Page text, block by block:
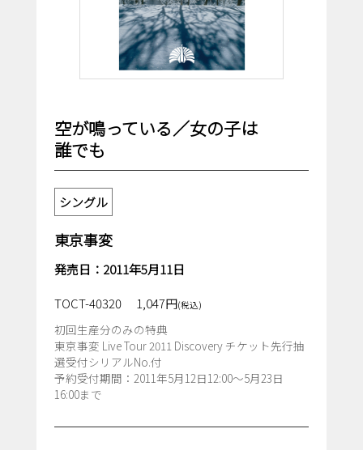
空が鳴っている／女の子は
誰でも
シングル
東京事変
発売日：2011年5月11日
TOCT-40320
1,047円(税込)
初回生産分のみの特典
東京事変 Live Tour 2011 Discovery チケット先行抽
選受付シリアルNo.付
予約受付期間：2011年5月12日12:00～5月23日
16:00まで